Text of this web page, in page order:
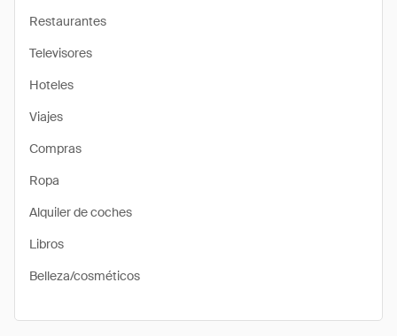
Restaurantes
Televisores
Hoteles
Viajes
Compras
Ropa
Alquiler de coches
Libros
Belleza/cosméticos